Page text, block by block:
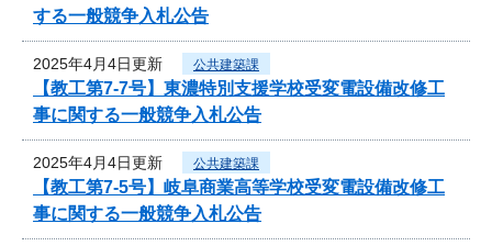
する一般競争入札公告
2025年4月4日更新 公共建築課
【教工第7-7号】東濃特別支援学校受変電設備改修工
事に関する一般競争入札公告
2025年4月4日更新 公共建築課
【教工第7-5号】岐阜商業高等学校受変電設備改修工
事に関する一般競争入札公告